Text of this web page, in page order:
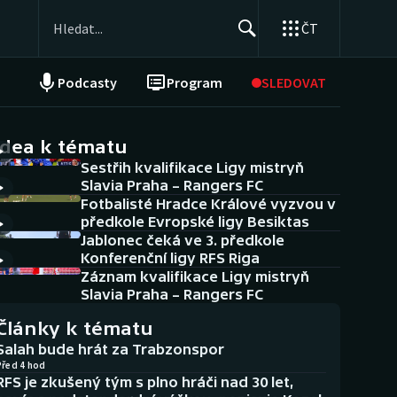
ČT
Podcasty Program SLEDOVAT
NEPŘEHLÉDNĚTE
Historické návraty
Aplikace ČT sport
AZ kvíz
k tématu
Sestřih kvalifikace Ligy mistryň
Slavia Praha – Rangers FC
Fotbalisté Hradce Králové vyzvou v
předkole Evropské ligy Besiktas
Jablonec čeká ve 3. předkole
Konferenční ligy RFS Riga
Záznam kvalifikace Ligy mistryň
Slavia Praha – Rangers FC
k tématu
bude hrát za Trabzonspor
4 hod
je zkušený tým s plno hráči nad 30 let,